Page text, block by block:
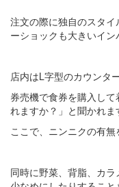
注文の際に独自のスタ
ーショックも大きいイン
店内はL字型のカウンタ
券売機で食券を購入し
れますか？」と聞かれま
ここで、ニンニクの有無
同時に野菜、背脂、カラ